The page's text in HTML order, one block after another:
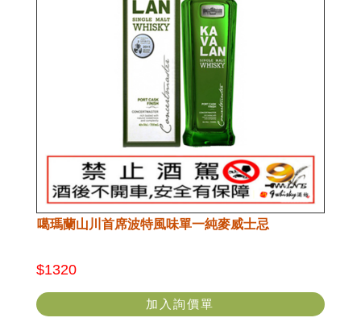
噶瑪蘭山川首席波特風味單一純麥威士忌
$1320
加入詢價單